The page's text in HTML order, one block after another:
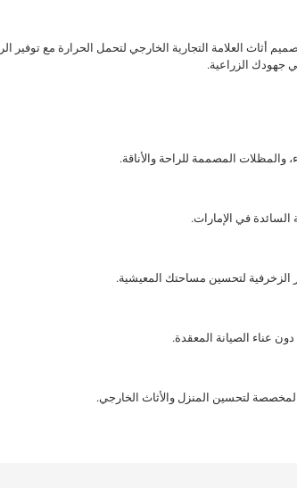
تصميم أثاث العلامة التجارية الخارجي لتحمل الحرارة مع توفير
جهودك الزراعية.
المصممة للراحة والأناقة.
السائدة في الإمارات.
الزخرفية لتحسين مساحتك المعيشية.
عناء الصيانة المعقدة.
لتحسين المنزل والأثاث الخارجي.